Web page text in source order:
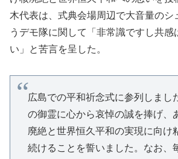
木代表は、式典会場周辺で大音量のシ
うデモ隊に関して「非常識ですし共感
い」と苦言を呈した。
広島での平和祈念式に参列しまし
の御霊に心から哀悼の誠を捧げ、
廃絶と世界恒久平和の実現に向け
続けることを誓いました。なお、